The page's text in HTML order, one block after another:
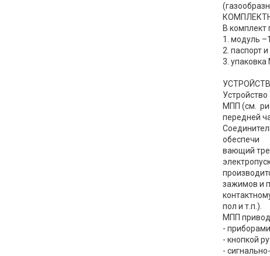
В
1. модуль
2. паспорт
3.
Устройство
МПП (см.
передней
обеспечи
вающий
зажимов и
пол и т.п.).
МПП
-
- кнопкой
-